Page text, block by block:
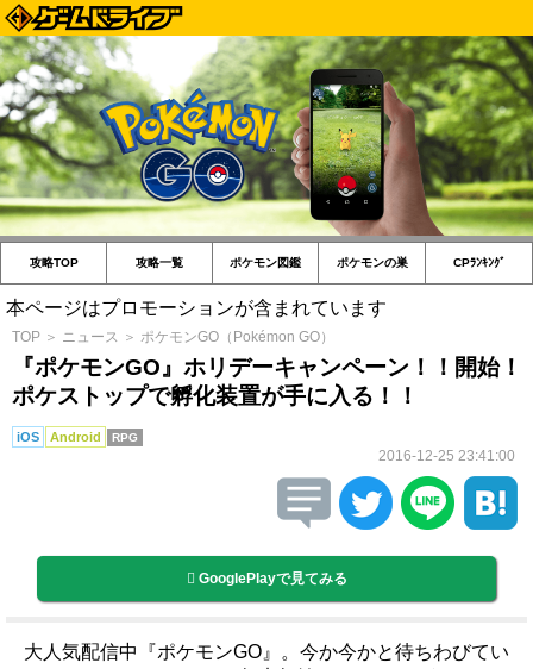
攻略TOP 攻略一覧 ポケモン図鑑 ポケモンの巣 CPﾗﾝｷﾝｸﾞ
本ページはプロモーションが含まれています
TOP ＞ ニュース ＞ ポケモンGO（Pokémon GO）
『ポケモンGO』ホリデーキャンペーン！！開始！
ポケストップで孵化装置が手に入る！！
iOS Android RPG
2016-12-25 23:41:00
GooglePlayで見てみる
大人気配信中『ポケモンGO』。今か今かと待ちわびてい